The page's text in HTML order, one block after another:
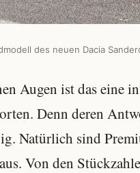
des neuen Dacia
Augen ist das eine
Denn deren
Natürlich sind
Von den